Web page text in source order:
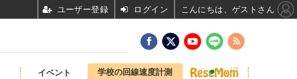
イベント 学校の回線速度計測
ユーザー登録 ログイン こんにちは、ゲストさん